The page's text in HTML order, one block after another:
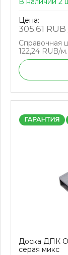
Цена:
305.61
Справочная
122,24 RUB/
Доска ДПК
серая микс